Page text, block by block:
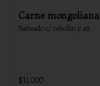
Carne mongoliana
Salteado c/ cebollin y aji
$11.000